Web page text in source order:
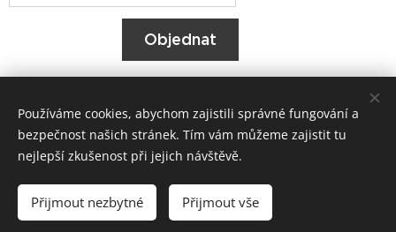
Objednat
© CLUB 2024
Cookies
Čeština
English
Používáme cookies, abychom zajistili správné fungování a
bezpečnost našich stránek. Tím vám můžeme zajistit tu
nejlepší zkušenost při jejich návštěvě.
Přijmout nezbytné Přijmout vše